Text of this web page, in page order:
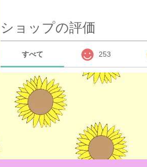
ショップの評価
すべて 253